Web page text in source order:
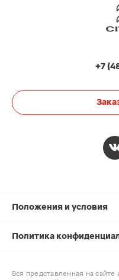
+7
Положения и условия
Политика
Вся представленная на